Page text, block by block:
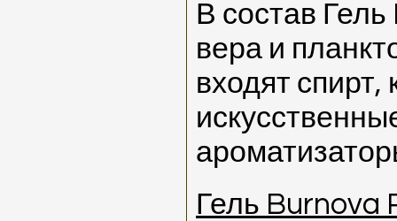
В состав
вера и
входят
Гель Burnova